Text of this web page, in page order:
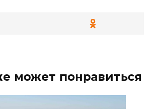
может понравиться